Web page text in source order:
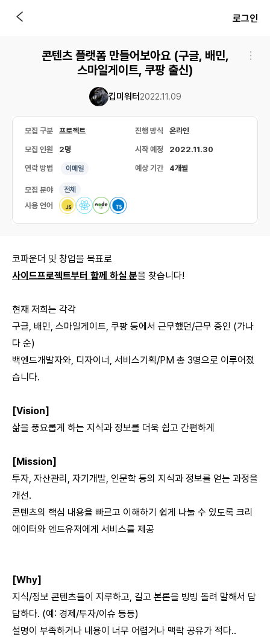
로그인
콘텐츠 플랫폼 만들어보아요 (구글, 배민,
스마일게이트, 쿠팡 출신)
깁미워터 2022.11.09
모집 구분 프로젝트 진행 방식 온라인
모집 인원 2명 시작 예정 2022.11.30
연락 방법 이메일 예상 기간 4개월
모집 분야 전체
사용 언어
코파운더 및 창업을 목표로
사이드프로젝트부터 함께 하실 분을 찾습니다!
현재 저희는 각각
구글, 배민, 스마일게이트, 쿠팡 등에서 근무했던/근무 중인 (가나
다 순)
백엔드개발자와, 디자이너, 서비스기획/PM 총 3명으로 이루어졌
습니다.
[Vision]
삶을 풍요롭게 하는 지식과 정보를 더욱 쉽고 간편하게
[Mission]
투자, 자산관리, 자기개발, 인문학 등의 지식과 정보를 얻는 과정을
개선.
콘텐츠의 핵심 내용을 빠르고 이해하기 쉽게 나눌 수 있도록 크리
에이터와 엔드유저에게 서비스를 제공
[Why]
지식/정보 콘텐츠들이 지루하고, 길고 본론을 빙빙 돌려 말해서 답
답하다. (예: 경제/투자/이슈 등등)
설명이 부족하거나 내용이 너무 어렵거나 맥락 공유가 적다..